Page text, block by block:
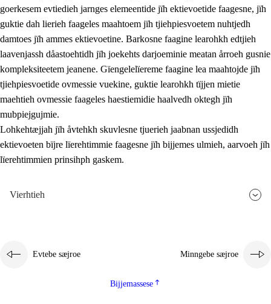
goerkesem evtiedieh jarnges elemeentide jïh ektievoetide faagesne, jïh
guktie dah lierieh faageles maahtoem jïh tjiehpiesvoetem nuhtjedh
damtoes jïh ammes ektievoetine. Barkosne faagine learohkh edtjieh
laavenjassh dåastoehtidh jïh joekehts darjoeminie meatan årroeh gusnie
kompleksiteetem jeanene. Gïengelelïereme faagine lea maahtojde jïh
tjiehpiesvoetide ovmessie vuekine, guktie learohkh tïjjen mietie
maehtieh ovmessie faageles haestiemidie haalvedh oktegh jïh
mubpiejgujmie.
Lohkehtæjjah jïh åvtehkh skuvlesne tjuerieh jaabnan ussjedidh
ektievoeten bïjre lïerehtimmie faagesne jïh bijjemes ulmieh, aarvoeh jïh
lïerehtimmien prinsihph gaskem.
Vierhtieh
Evtebe sæjroe Minngebe sæjroe
Bijjemassese